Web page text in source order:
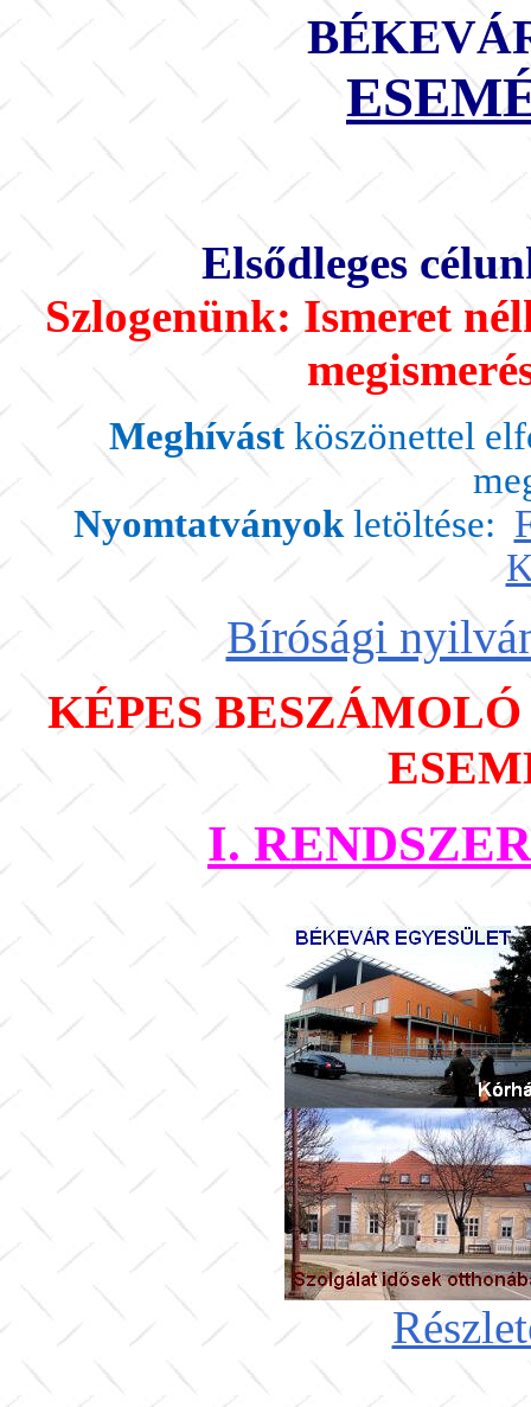
Elsődleges
Szlogenünk: Ismeret
Meghívástköszönettel
Nyomtatványokletöltése:
Bírósági
KÉPES
I.